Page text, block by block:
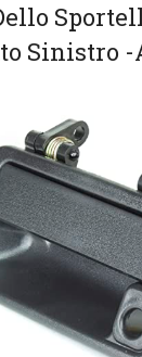
Sinistro -